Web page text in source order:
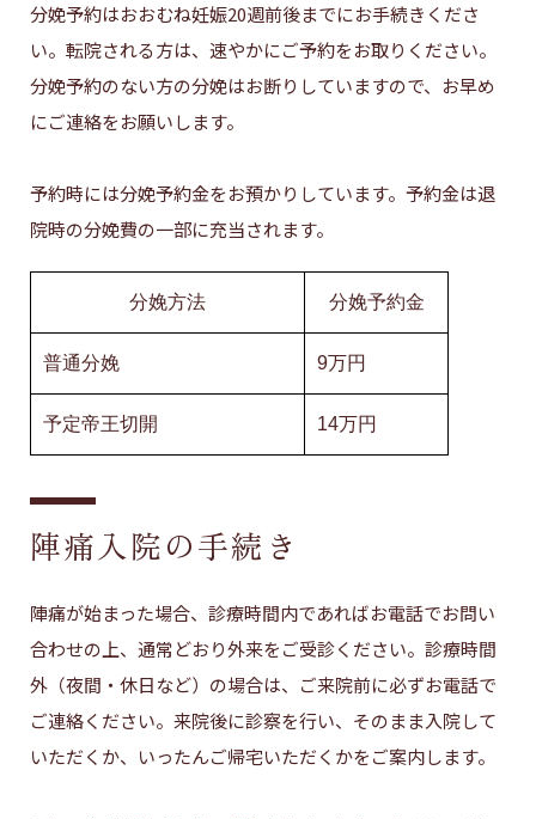
分娩予約はおおむね妊娠20週前後までにお手続きくださ
い。転院される方は、速やかにご予約をお取りください。
分娩予約のない方の分娩はお断りしていますので、お早め
にご連絡をお願いします。
予約時には分娩予約金をお預かりしています。予約金は退
院時の分娩費の一部に充当されます。
分娩方法 分娩予約金
普通分娩 9万円
予定帝王切開 14万円
陣痛入院の手続き
陣痛が始まった場合、診療時間内であればお電話でお問い
合わせの上、通常どおり外来をご受診ください。診療時間
外（夜間・休日など）の場合は、ご来院前に必ずお電話で
ご連絡ください。来院後に診察を行い、そのまま入院して
いただくか、いったんご帰宅いただくかをご案内します。